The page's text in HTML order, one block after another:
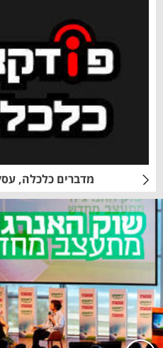
מדברים כלכלה,